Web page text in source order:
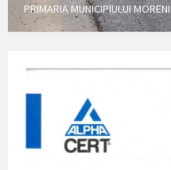
PRIMARIA MUNICIPIULUI MORENI